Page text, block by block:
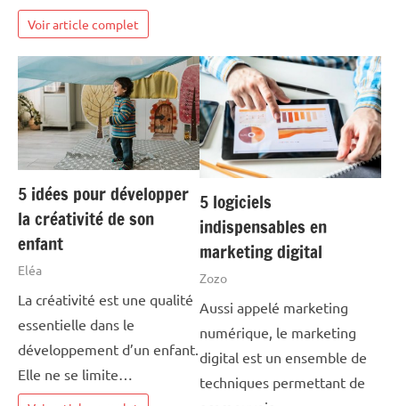
Voir article complet
5 idées pour développer
la créativité de son
enfant
Eléa
La créativité est une qualité
essentielle dans le
développement d’un enfant.
Elle ne se limite…
5 logiciels
indispensables en
marketing digital
Zozo
Aussi appelé marketing
numérique, le marketing
digital est un ensemble de
techniques permettant de